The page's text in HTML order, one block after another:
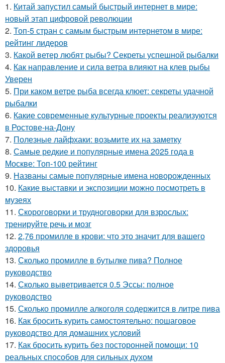
1. Китай запустил самый быстрый интернет в мире:
новый этап цифровой революции
2. Топ-5 стран с самым быстрым интернетом в мире:
рейтинг лидеров
3. Какой ветер любят рыбы? Секреты успешной рыбалки
4. Как направление и сила ветра влияют на клев рыбы
Уверен
5. При каком ветре рыба всегда клюет: секреты удачной
рыбалки
6. Какие современные культурные проекты реализуются
в Ростове-на-Дону
7. Полезные лайфхаки: возьмите их на заметку
8. Самые редкие и популярные имена 2025 года в
Москве: Топ-100 рейтинг
9. Названы самые популярные имена новорожденных
10. Какие выставки и экспозиции можно посмотреть в
музеях
11. Скороговорки и трудноговорки для взрослых:
тренируйте речь и мозг
12. 2,76 промилле в крови: что это значит для вашего
здоровья
13. Сколько промилле в бутылке пива? Полное
руководство
14. Сколько выветривается 0.5 Эссы: полное
руководство
15. Сколько промилле алкоголя содержится в литре пива
16. Как бросить курить самостоятельно: пошаговое
руководство для домашних условий
17. Как бросить курить без посторонней помощи: 10
реальных способов для сильных духом